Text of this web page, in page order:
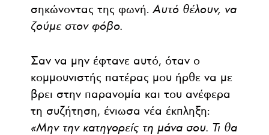
σηκώνοντας της φωνή. Αυτό θέλουν, να
ζούμε στον φόβο.
Σαν να μην έφτανε αυτό, όταν ο
κομμουνιστής πατέρας μου ήρθε να με
βρει στην παρανομία και του ανέφερα
τη συζήτηση, ένιωσα νέα έκπληξη:
«Μην την κατηγορείς τη μάνα σου. Τι θα